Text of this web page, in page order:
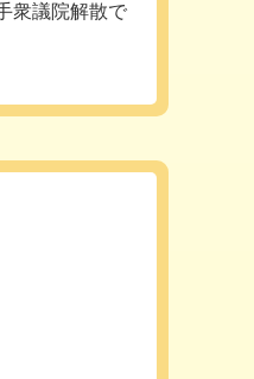
衆議院解散で